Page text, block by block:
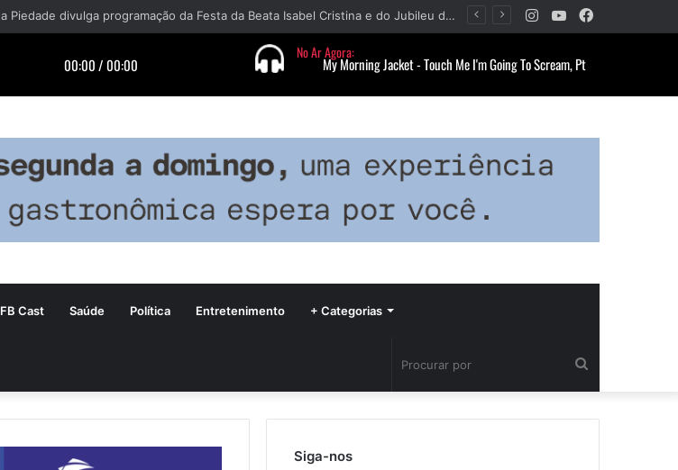
Barbacena terá programação com II Festival Gastronômico e a 4ª Semana da Música nas comemorações dos 235 anos da cidade YouTube
Instagram
FB Cast Saúde Política Entretenimento + Categorias
por
Siga-nos